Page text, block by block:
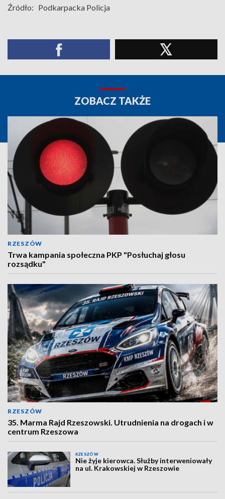
Źródło: Podkarpacka Policja
ZOBACZ TAKŻE
RZESZÓW
Trwa kampania społeczna PKP "Posłuchaj głosu
rozsądku"
RZESZÓW
35. Marma Rajd Rzeszowski. Utrudnienia na drogach i w
centrum Rzeszowa
RZESZÓW
Nie żyje kierowca. Służby interweniowały
na ul. Krakowskiej w Rzeszowie